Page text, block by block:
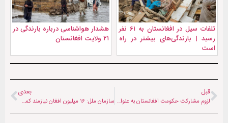
تلفات سیل در افغانستان به ۶۱ نفر
رسید | بارندگی‌های بیشتر در راه
است
هشدار هواشناسی درباره بارندگی در
۲۱ ولایت افغانستان
قبل
لزوم مشارکت حکومت افغانستان به عنوان طرف «مسئول و حاکم» در محافل بین‌المللی
بعدی
سازمان ملل: ۱۶ میلیون افغان نیازمند کمک غذایی هستند